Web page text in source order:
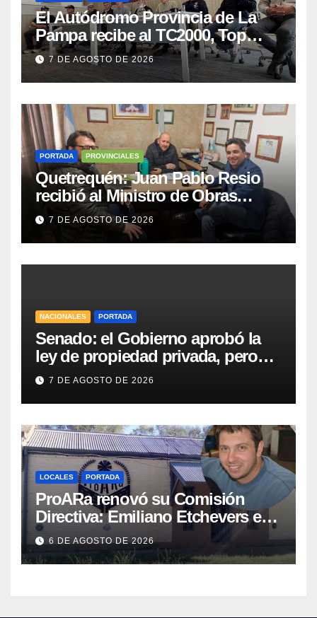
El Autódromo Provincia de La
Pampa recibe al TC2000, Top
Race y Fórmula Nacional este fin
de semana
7 DE AGOSTO DE 2026
PORTADA PROVINCIALES
Quetrequén: Juan Pablo Resio
recibió al Ministro de Obras
Públicas y al Presidente de
Vialidad para recorrer la ruta a
Villa Huidobro
7 DE AGOSTO DE 2026
NACIONALES PORTADA
Senado: el Gobierno aprobó la
ley de propiedad privada, pero
tuvo que quitar otro capítulo
7 DE AGOSTO DE 2026
LOCALES PORTADA
ProARa renovó su Comisión
Directiva: Emiliano Etchevers es
el nuevo Presidente de la entidad
6 DE AGOSTO DE 2026